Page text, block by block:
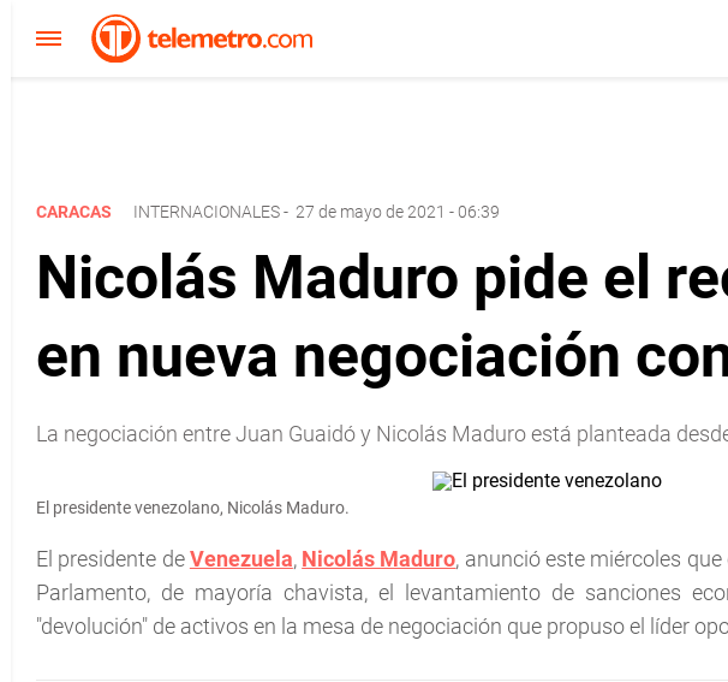
CARACAS INTERNACIONALES- 27 de mayo de 2021 - 06:39
Nicolás Maduro pide el
en nueva negociación
La negociación entre Juan Guaidó y Nicolás Maduro está planteada
El presidente venezolano, Nicolás Maduro.
El presidente deVenezuela, Nicolás Maduro, anunció este miércoles
Parlamento, de mayoría chavista, el levantamiento de sanciones
"devolución" de activos en la mesa de negociación que propuso el líder